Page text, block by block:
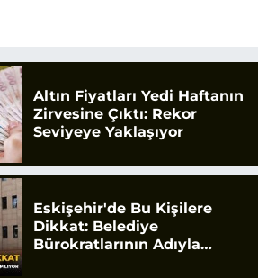
Altın Fiyatları Yedi Haftanın
Zirvesine Çıktı: Rekor
Seviyeye Yaklaşıyor
Eskişehir'de Bu Kişilere
Dikkat: Belediye
Bürokratlarının Adıyla